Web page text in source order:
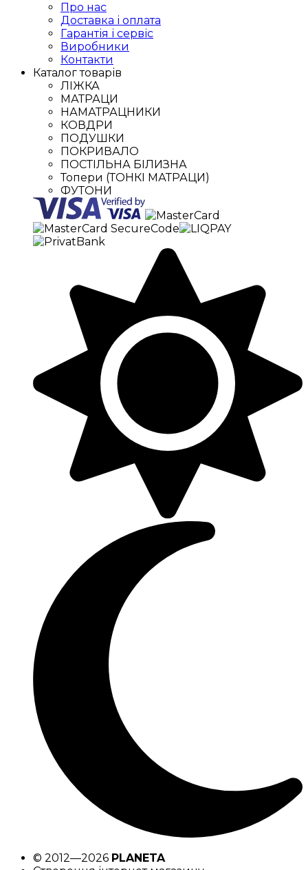
Про нас
Доставка і оплата
Гарантія і сервіс
Виробники
Контакти
Каталог товарів
ЛІЖКА
МАТРАЦИ
НАМАТРАЦНИКИ
КОВДРИ
ПОДУШКИ
ПОКРИВАЛО
ПОСТІЛЬНА БІЛИЗНА
Топери (ТОНКІ МАТРАЦИ)
ФУТОНИ
© 2012—2026 PLANETA